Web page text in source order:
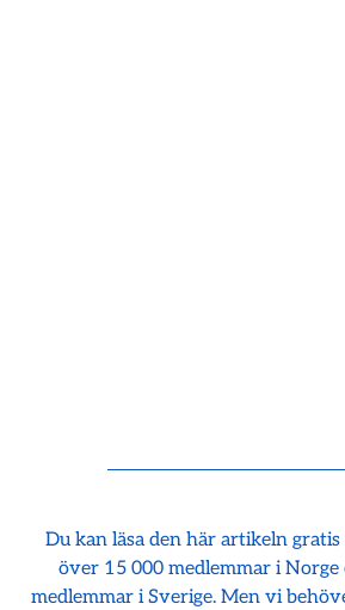
Du kan läsa den här artikeln
över 15 000 medlemmar i
medlemmar i Sverige. Men vi